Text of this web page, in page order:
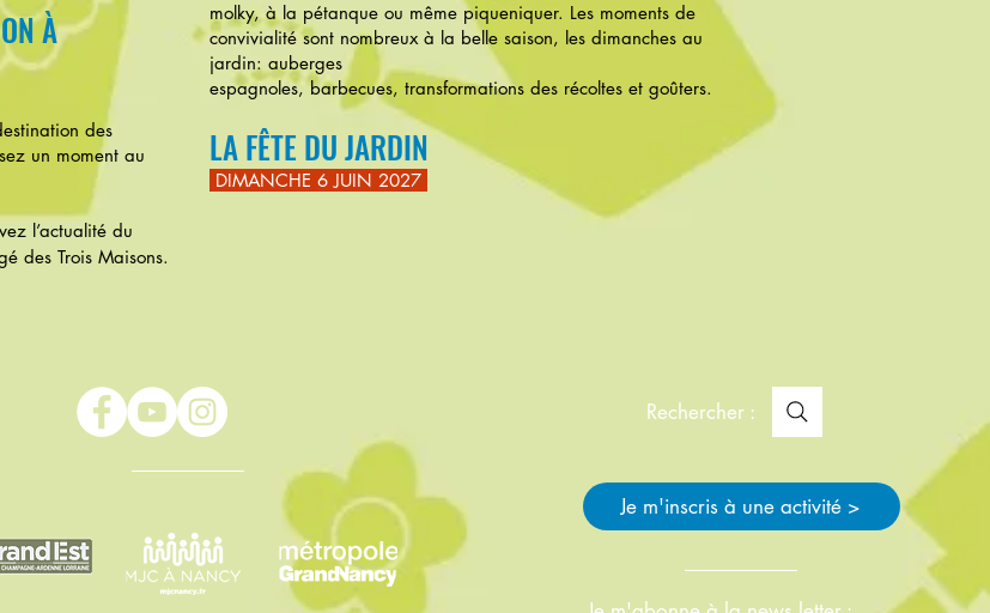
À
des
un moment au
l’actualité du
des Trois Maisons.
molky, à la pétanque ou même piqueniquer. Les moments de
convivialité sont nombreux à la belle saison, les dimanches au
jardin: auberges
espagnoles, barbecues, transformations des récoltes et goûters.
LA FÊTE DU JARDIN
DIMANCHE 6 JUIN 2027
Rechercher :
Je m'inscris à une activité >